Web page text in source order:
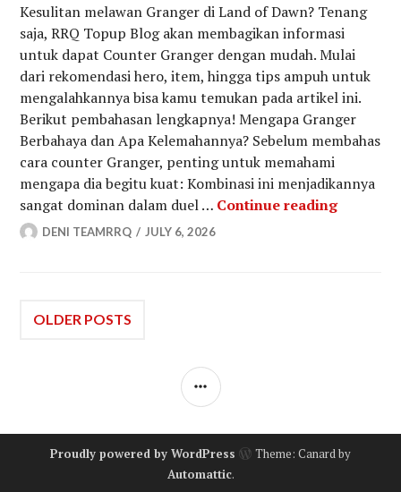
Kesulitan melawan Granger di Land of Dawn? Tenang
saja, RRQ Topup Blog akan membagikan informasi
untuk dapat Counter Granger dengan mudah. Mulai
dari rekomendasi hero, item, hingga tips ampuh untuk
mengalahkannya bisa kamu temukan pada artikel ini.
Berikut pembahasan lengkapnya! Mengapa Granger
Berbahaya dan Apa Kelemahannya? Sebelum membahas
cara counter Granger, penting untuk memahami
mengapa dia begitu kuat: Kombinasi ini menjadikannya
sangat dominan dalam duel … Continue reading15 Hero
DENI TEAMRRQ JULY 6, 2026
Posts
navigation
OLDER POSTS
SIDEBAR
Proudly powered by WordPress
Theme: Canard by
Automattic.